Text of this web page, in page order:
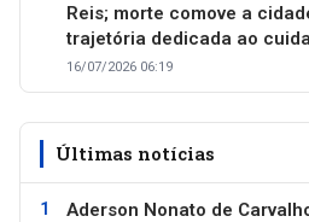
Reis; morte comove a
trajetória dedicada ao
16/07/2026 06:19
Últimas notícias
Aderson Nonato de